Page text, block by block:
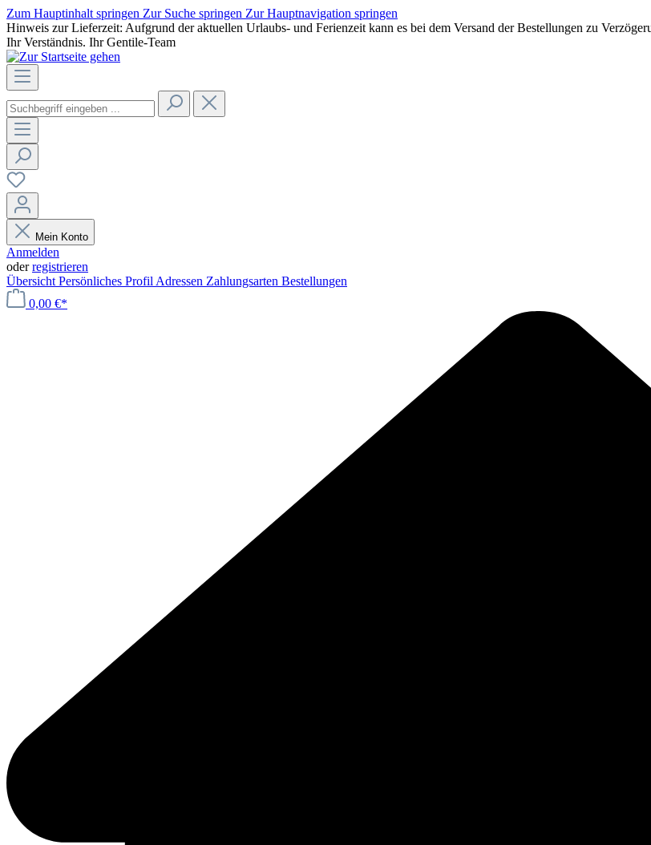
Zum Hauptinhalt springen Zur Suche springen Zur Hauptnavigation springen
Hinweis zur Lieferzeit: Aufgrund der aktuellen Urlaubs- und Ferienzeit kann es bei dem Versand der Bestellungen zu
Ihr Verständnis. Ihr Gentile-Team
Mein Konto
Anmelden
oderregistrieren
Übersicht Persönliches Profil Adressen Zahlungsarten Bestellungen
0,00 €*